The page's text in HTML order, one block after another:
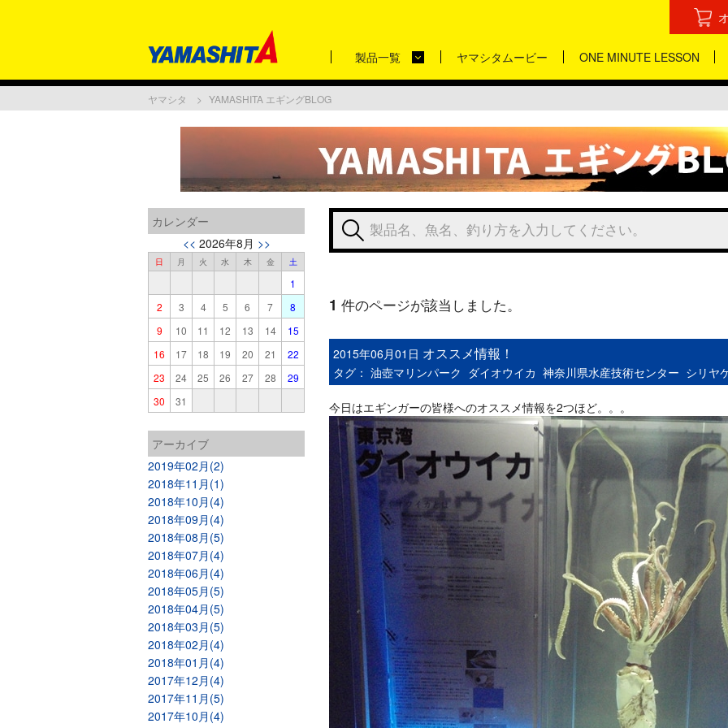
製品一覧 ヤマシタムービー ONE MINUTE LESSON
ヤマシタ YAMASHITA エギングBLOG
カレンダー
<< 2026年8月 >>
日 月 火 水 木 金 土
1
2
3 4 5 6 7
8
9
10 11 12 13 14
15
16
17 18 19 20 21
22
23
24 25 26 27 28
29
30
31
アーカイブ
2019年02月(2)
2018年11月(1)
2018年10月(4)
2018年09月(4)
2018年08月(5)
2018年07月(4)
2018年06月(4)
2018年05月(5)
2018年04月(5)
2018年03月(5)
2018年02月(4)
2018年01月(4)
2017年12月(4)
2017年11月(5)
2017年10月(4)
1 件のページが該当しました。
2015年06月01日 オススメ情報！
タグ： 油壺マリンパーク ダイオウイカ 神奈川県水産技術センター シリヤ
今日はエギンガーの皆様へのオススメ情報を2つほど。。。